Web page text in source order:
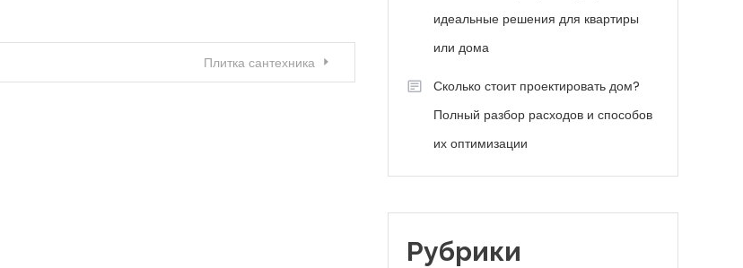
Плитка сантехника
идеальные решения для квартиры
или дома
Сколько стоит проектировать дом?
Полный разбор расходов и способов
их оптимизации
Рубрики